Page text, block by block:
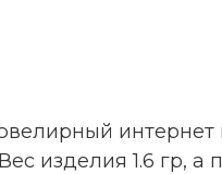
интернет
изделия 1.6 гр, а